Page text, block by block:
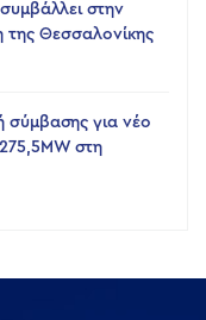
στην
της Θεσσαλονίκης
σύμβασης για νέο
στη